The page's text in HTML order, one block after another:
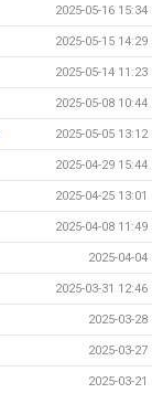
2025-05-16 15:34
2025-05-15 14:29
2025-05-14 11:23
2025-05-08 10:44
2025-05-05 13:12
2025-04-29 15:44
2025-04-25 13:01
2025-04-08 11:49
2025-04-04
2025-03-31 12:46
2025-03-28
2025-03-27
2025-03-21